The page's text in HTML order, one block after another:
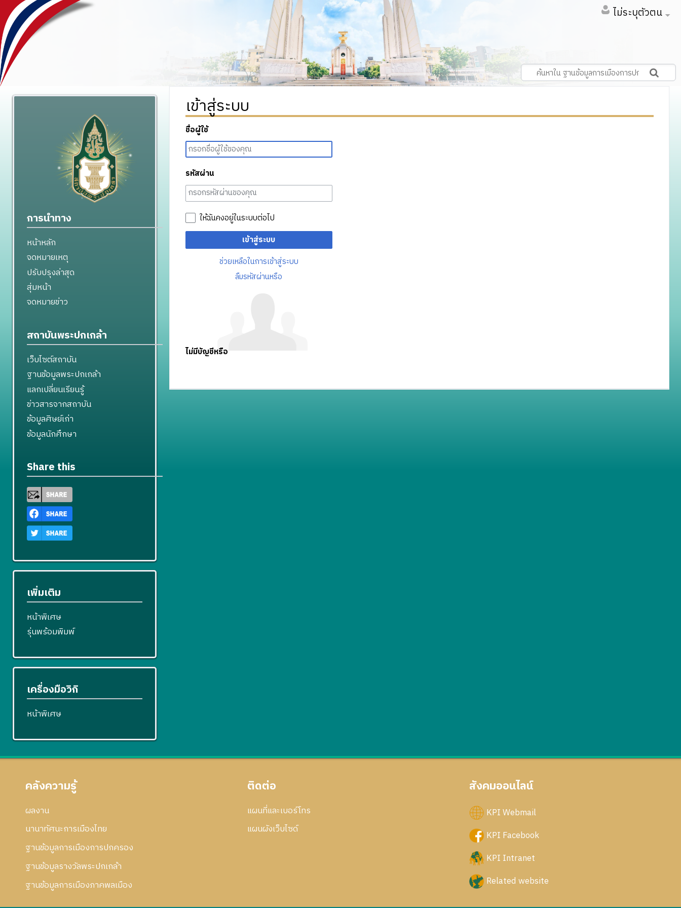
ไม่ระบุตัวตน
เข้าสู่ระบบ
ชื่อผู้ใช้
รหัสผ่าน
ให้ฉันคงอยู่ในระบบต่อไป
เข้าสู่ระบบ
ช่วยเหลือในการเข้าสู่ระบบ
ลืมรหัสผ่านหรือ
ไม่มีบัญชีหรือ
การนำทาง
หน้าหลัก
จดหมายเหตุ
ปรับปรุงล่าสุด
สุ่มหน้า
จดหมายข่าว
สถาบันพระปกเกล้า
เว็บไซต์สถาบัน
ฐานข้อมูลพระปกเกล้า
แลกเปลี่ยนเรียนรู้
ข่าวสารจากสถาบัน
ข้อมูลศิษย์เก่า
ข้อมูลนักศึกษา
Share this
เพิ่มเติม
หน้าพิเศษ
รุ่นพร้อมพิมพ์
เครื่องมือวิกิ
หน้าพิเศษ
คลังความรู้
ผลงาน
นานาทัศนะการเมืองไทย
ฐานข้อมูลการเมืองการปกครอง
ฐานข้อมูลรางวัลพระปกเกล้า
ฐานข้อมูลการเมืองภาคพลเมือง
ติดต่อ
แผนที่และเบอร์โทร
แผนผังเว็บไซด์
สังคมออนไลน์
KPI Webmail
KPI Facebook
KPI Intranet
Related website